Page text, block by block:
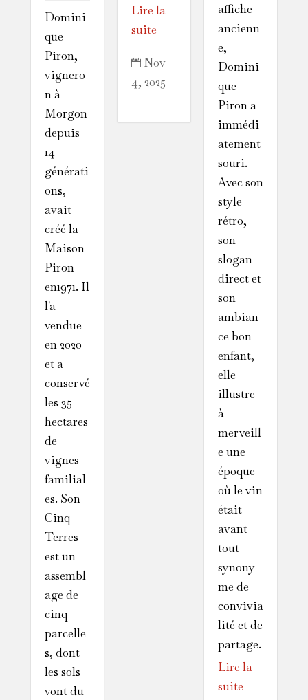
Lire la
suite
 Nov
4, 2025
affiche
ancienn
e,
Domini
que
Piron a
immédi
atement
souri.
Avec son
style
rétro,
son
slogan
direct et
son
ambian
ce bon
enfant,
elle
illustre
à
merveill
e une
époque
où le vin
était
avant
tout
synony
me de
convivia
lité et de
partage.
Lire la
suite
Domini
que
Piron,
vignero
n à
Morgon
depuis
14
générati
ons,
avait
créé la
Maison
Piron
en1971. Il
l'a
vendue
en 2020
et a
conservé
les 35
hectares
de
vignes
familial
es. Son
Cinq
Terres
est un
assembl
age de
cinq
parcelle
s, dont
les sols
vont du